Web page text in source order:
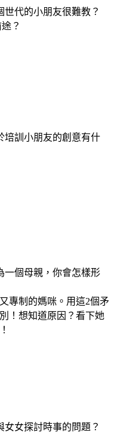
世代的小朋友很難教？
？
培訓小朋友的創意有什
一個母親，你會怎樣形
專制的媽咪。用這2個矛
！想知道原因？看下她
女女探討時事的問題？